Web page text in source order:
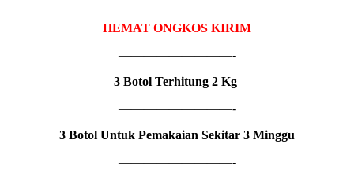
HEMAT ONGKOS KIRIM
—————————-
3 Botol Terhitung 2 Kg
—————————-
3 Botol Untuk Pemakaian Sekitar 3 Minggu
—————————-